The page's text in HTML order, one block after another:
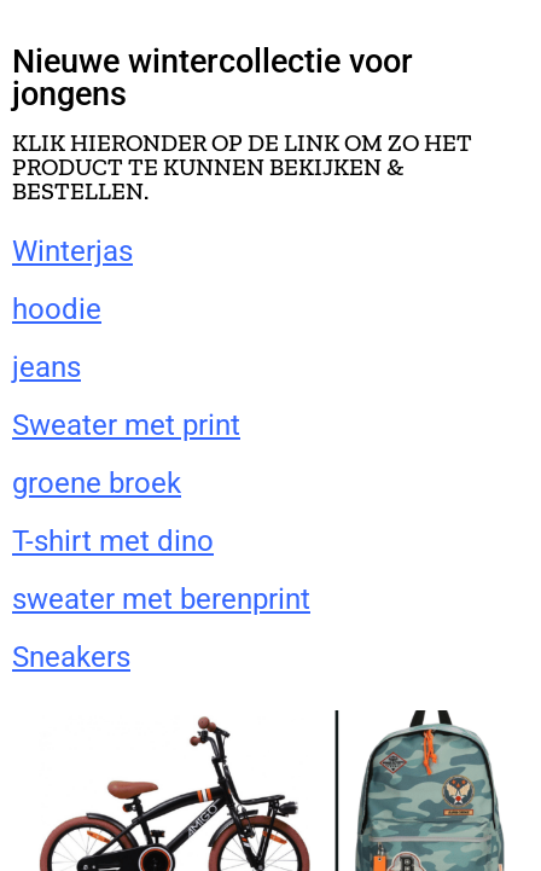
Nieuwe wintercollectie voor
jongens
KLIK HIERONDER OP DE LINK OM ZO HET
PRODUCT TE KUNNEN BEKIJKEN &
BESTELLEN.
Winterjas
hoodie
jeans
Sweater met print
groene broek
T-shirt met dino
sweater met berenprint
Sneakers